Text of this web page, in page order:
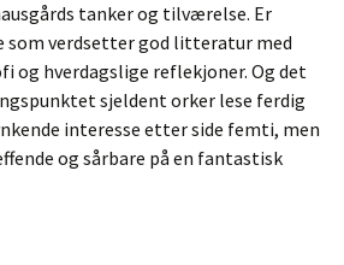
tanker og tilværelse. Er
som verdsetter god litteratur med
og hverdagslige reflekjoner. Og det
sjeldent orker lese ferdig
interesse etter side femti, men
og sårbare på en fantastisk